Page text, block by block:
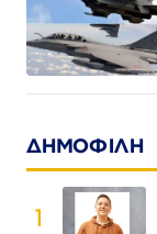
ΔΗΜΟΦΙΛΗ
1